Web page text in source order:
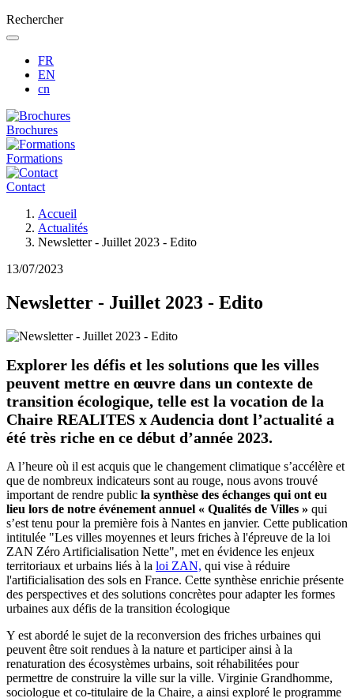
Rechercher
FR
EN
cn
Brochures
Formations
Contact
d'Ariane
Accueil
Actualités
Newsletter - Juillet 2023 - Edito
13/07/2023
Newsletter - Juillet 2023 - Edito
Explorer les défis et les solutions que les villes
peuvent mettre en œuvre dans un contexte de
transition écologique, telle est la vocation de la
Chaire REALITES x Audencia dont l’actualité a
été très riche en ce début d’année 2023.
A l’heure où il est acquis que le changement climatique s’accélère et
que de nombreux indicateurs sont au rouge, nous avons trouvé
important de rendre public la synthèse des échanges qui ont eu
lieu lors de notre événement annuel « Qualités de Villes » qui
s’est tenu pour la première fois à Nantes en janvier. Cette publication
intitulée "Les villes moyennes et leurs friches à l'épreuve de la loi
ZAN Zéro Artificialisation Nette", met en évidence les enjeux
territoriaux et urbains liés à la loi ZAN, qui vise à réduire
l'artificialisation des sols en France. Cette synthèse enrichie présente
des perspectives et des solutions concrètes pour adapter les formes
urbaines aux défis de la transition écologique
Y est abordé le sujet de la reconversion des friches urbaines qui
peuvent être soit rendues à la nature et participer ainsi à la
renaturation des écosystèmes urbains, soit réhabilitées pour
permettre de construire la ville sur la ville. Virginie Grandhomme,
sociologue et co-titulaire de la Chaire, a ainsi exploré le programme